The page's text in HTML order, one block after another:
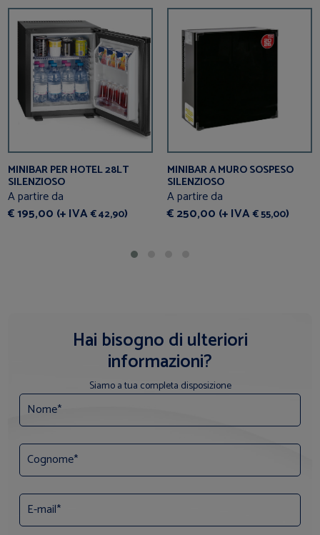
MINIBAR PER HOTEL 28LT
SILENZIOSO
A partire da
€ 195,00 (+ IVA€ 42,90)
MINIBAR A MURO SOSPESO
SILENZIOSO
A partire da
€ 250,00 (+ IVA€ 55,00)
Hai bisogno di ulteriori
informazioni?
Siamo a tua completa disposizione